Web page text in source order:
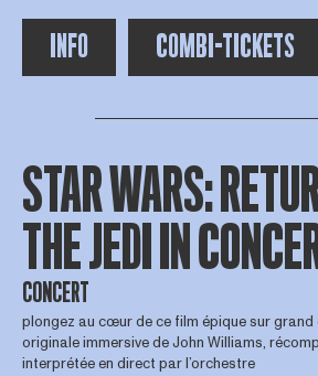
INFO COMBI-TICKETS
STAR WARS:
THE JEDI IN
CONCERT
plongez au cœur de ce film épique sur grand
originale immersive de John Williams,
interprétée en direct par l’orchestre